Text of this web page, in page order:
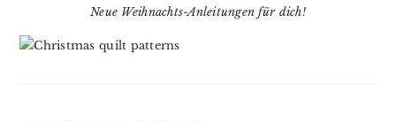
Neue Weihnachts-Anleitungen für dich!